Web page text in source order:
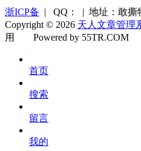
浙ICP备 | QQ： | 地址：敢撕
Copyright © 2026 天人文章管理
用
库
Powered by 55TR.COM
首页
搜索
留言
我的